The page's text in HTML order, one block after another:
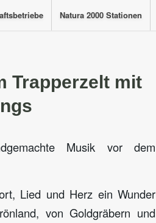
Natura 2000 Stationen
Trapperzelt mit
Musik vor dem
Lied und Herz ein Wunder
von Goldgräbern und